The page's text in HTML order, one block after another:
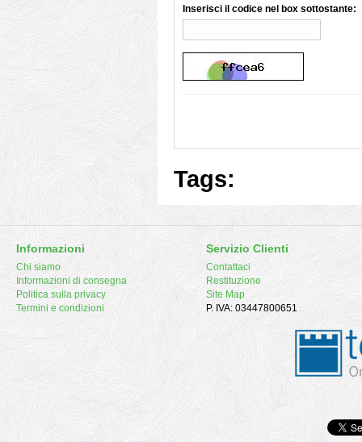
Inserisci il codice nel box sottostante:
Tags:
Informazioni
Chi siamo
Informazioni di consegna
Politica sulla privacy
Termini e condizioni
Servizio Clienti
Contattaci
Restituzione
Site Map
P. IVA: 03447800651